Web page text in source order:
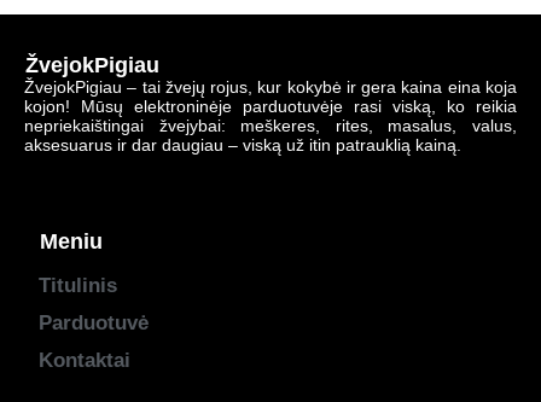
ŽvejokPigiau
ŽvejokPigiau – tai žvejų rojus, kur kokybė ir gera kaina eina koja
kojon! Mūsų elektroninėje parduotuvėje rasi viską, ko reikia
nepriekaištingai žvejybai: meškeres, rites, masalus, valus,
aksesuarus ir dar daugiau – viską už itin patrauklią kainą.
Meniu
Titulinis
Parduotuvė
Kontaktai